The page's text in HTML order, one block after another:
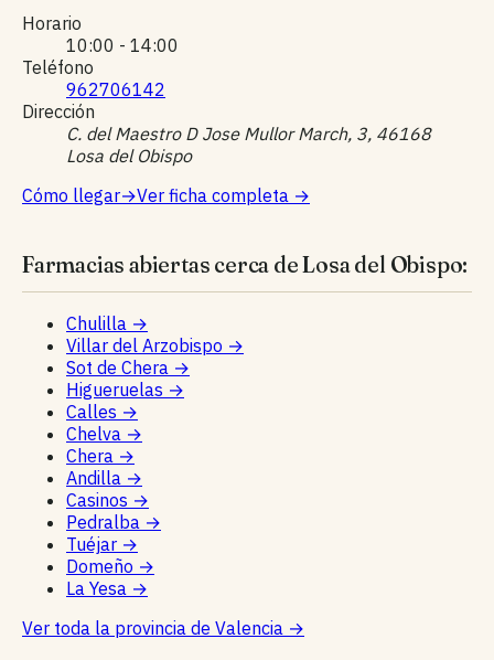
Horario
10:00 - 14:00
Teléfono
962706142
Dirección
C. del Maestro D Jose Mullor March, 3, 46168
Losa del Obispo
Cómo llegar→Ver ficha completa →
Farmacias abiertas cerca de Losa del Obispo:
Chulilla →
Villar del Arzobispo →
Sot de Chera →
Higueruelas →
Calles →
Chelva →
Chera →
Andilla →
Casinos →
Pedralba →
Tuéjar →
Domeño →
La Yesa →
Ver toda la provincia de Valencia →